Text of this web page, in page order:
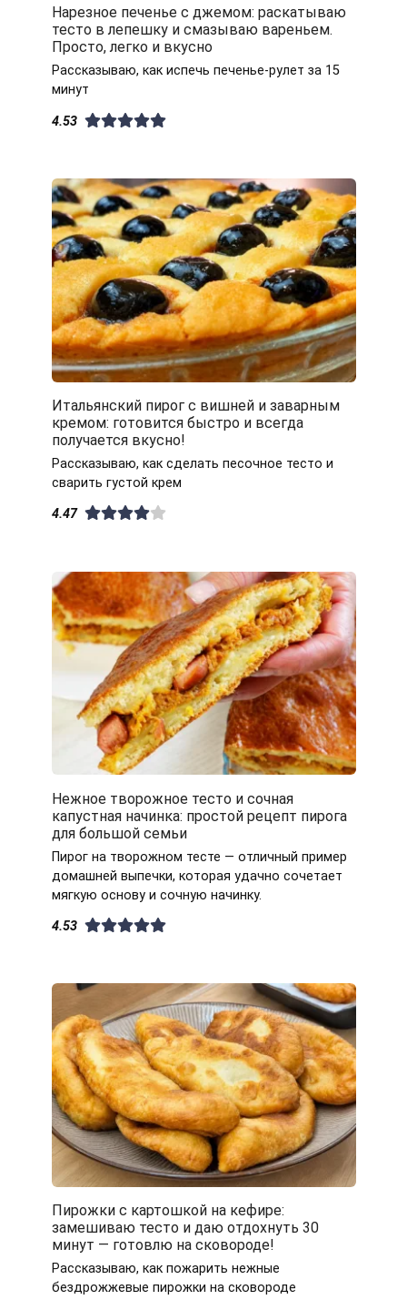
Нарезное печенье с джемом: раскатываю
тесто в лепешку и смазываю вареньем.
Просто, легко и вкусно
Рассказываю, как испечь печенье-рулет за 15
минут
4.53
Итальянский пирог с вишней и заварным
кремом: готовится быстро и всегда
получается вкусно!
Рассказываю, как сделать песочное тесто и
сварить густой крем
4.47
Нежное творожное тесто и сочная
капустная начинка: простой рецепт пирога
для большой семьи
Пирог на творожном тесте — отличный пример
домашней выпечки, которая удачно сочетает
мягкую основу и сочную начинку.
4.53
Пирожки с картошкой на кефире:
замешиваю тесто и даю отдохнуть 30
минут — готовлю на сковороде!
Рассказываю, как пожарить нежные
бездрожжевые пирожки на сковороде